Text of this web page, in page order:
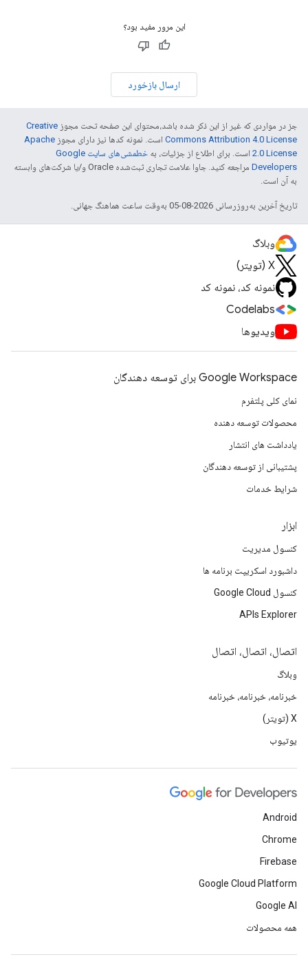
این مرور مفید بود؟
ارسال بازخورد
جز در مواردی که غیر از این ذکر شده باشد،‌محتوای این صفحه تحت مجوز Creative
Commons Attribution 4.0 License است. نمونه کدها نیز دارای مجوز Apache
2.0 License است. برای اطلاع از جزئیات، به
خطمشی‌های سایت Google
Developers‏
مراجعه کنید. جاوا علامت تجاری ثبت‌شده Oracle و/یا شرکت‌های وابسته
به آن است.
تاریخ آخرین به‌روزرسانی 2026-08-05 به‌وقت ساعت هماهنگ جهانی.
وبلاگ
X (تویتر)
نمونه کد، نمونه کد
Codelabs
ویدیوها
Google Workspace برای توسعه دهندگان
نمای کلی پلتفرم
محصولات توسعه دهنده
یادداشت های انتشار
پشتیبانی از توسعه دهندگان
شرایط خدمات
ابزار
کنسول مدیریت
داشبورد اسکریپت برنامه ها
کنسول Google Cloud
APIs Explorer
اتصال، اتصال، اتصال
وبلاگ
خبرنامه، خبرنامه، خبرنامه
X (تویتر)
یوتیوب
Android
Chrome
Firebase
Google Cloud Platform
Google AI
همه محصولات